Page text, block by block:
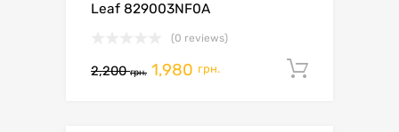
Leaf 829003NF0A
(0 reviews)
2,200грн. 1,980 грн.